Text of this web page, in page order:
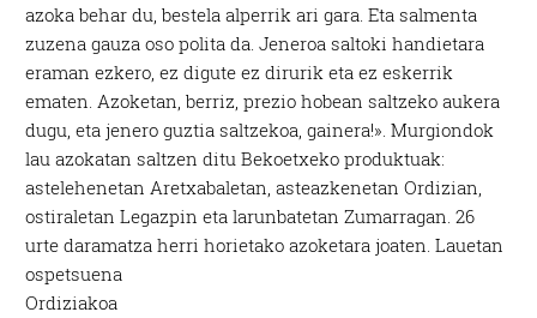
azoka behar du, bestela alperrik ari gara. Eta salmenta
zuzena gauza oso polita da. Jeneroa saltoki handietara
eraman ezkero, ez digute ez dirurik eta ez eskerrik
ematen. Azoketan, berriz, prezio hobean saltzeko aukera
dugu, eta jenero guztia saltzekoa, gainera!». Murgiondok
lau azokatan saltzen ditu Bekoetxeko produktuak:
astelehenetan Aretxabaletan, asteazkenetan Ordizian,
ostiraletan Legazpin eta larunbatetan Zumarragan. 26
urte daramatza herri horietako azoketara joaten.Lauetan
ospetsuena
Ordiziakoa